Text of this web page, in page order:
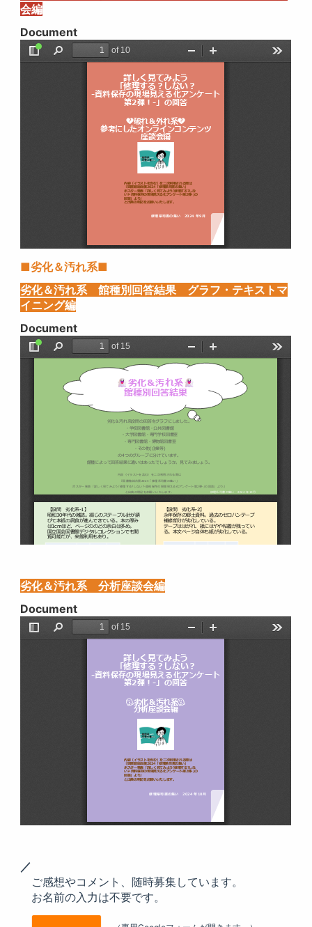
会編
Document
■劣化＆汚れ系■
劣化＆汚れ系 館種別回答結果 グラフ・テキストマ
イニング編
Document
劣化＆汚れ系 分析座談会編
Document
／
ご感想やコメント、随時募集しています。
お名前の入力は不要です。